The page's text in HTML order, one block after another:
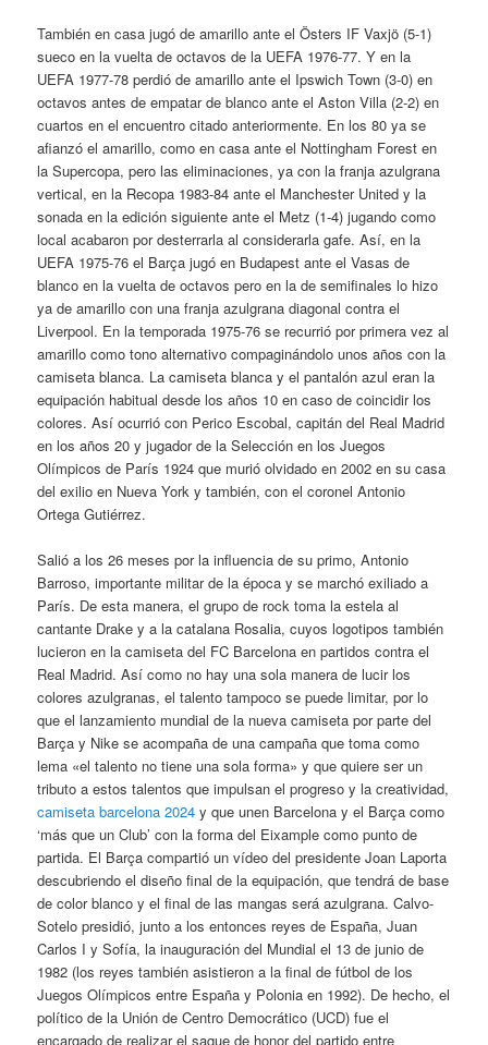
También en casa jugó de amarillo ante el Östers IF Vaxjö (5-1)
sueco en la vuelta de octavos de la UEFA 1976-77. Y en la
UEFA 1977-78 perdió de amarillo ante el Ipswich Town (3-0) en
octavos antes de empatar de blanco ante el Aston Villa (2-2) en
cuartos en el encuentro citado anteriormente. En los 80 ya se
afianzó el amarillo, como en casa ante el Nottingham Forest en
la Supercopa, pero las eliminaciones, ya con la franja azulgrana
vertical, en la Recopa 1983-84 ante el Manchester United y la
sonada en la edición siguiente ante el Metz (1-4) jugando como
local acabaron por desterrarla al considerarla gafe. Así, en la
UEFA 1975-76 el Barça jugó en Budapest ante el Vasas de
blanco en la vuelta de octavos pero en la de semifinales lo hizo
ya de amarillo con una franja azulgrana diagonal contra el
Liverpool. En la temporada 1975-76 se recurrió por primera vez al
amarillo como tono alternativo compaginándolo unos años con la
camiseta blanca. La camiseta blanca y el pantalón azul eran la
equipación habitual desde los años 10 en caso de coincidir los
colores. Así ocurrió con Perico Escobal, capitán del Real Madrid
en los años 20 y jugador de la Selección en los Juegos
Olímpicos de París 1924 que murió olvidado en 2002 en su casa
del exilio en Nueva York y también, con el coronel Antonio
Ortega Gutiérrez.
Salió a los 26 meses por la influencia de su primo, Antonio
Barroso, importante militar de la época y se marchó exiliado a
París. De esta manera, el grupo de rock toma la estela al
cantante Drake y a la catalana Rosalia, cuyos logotipos también
lucieron en la camiseta del FC Barcelona en partidos contra el
Real Madrid. Así como no hay una sola manera de lucir los
colores azulgranas, el talento tampoco se puede limitar, por lo
que el lanzamiento mundial de la nueva camiseta por parte del
Barça y Nike se acompaña de una campaña que toma como
lema «el talento no tiene una sola forma» y que quiere ser un
tributo a estos talentos que impulsan el progreso y la creatividad,
camiseta barcelona 2024 y que unen Barcelona y el Barça como
‘más que un Club’ con la forma del Eixample como punto de
partida. El Barça compartió un vídeo del presidente Joan Laporta
descubriendo el diseño final de la equipación, que tendrá de base
de color blanco y el final de las mangas será azulgrana. Calvo-
Sotelo presidió, junto a los entonces reyes de España, Juan
Carlos I y Sofía, la inauguración del Mundial el 13 de junio de
1982 (los reyes también asistieron a la final de fútbol de los
Juegos Olímpicos entre España y Polonia en 1992). De hecho, el
político de la Unión de Centro Democrático (UCD) fue el
encargado de realizar el saque de honor del partido entre